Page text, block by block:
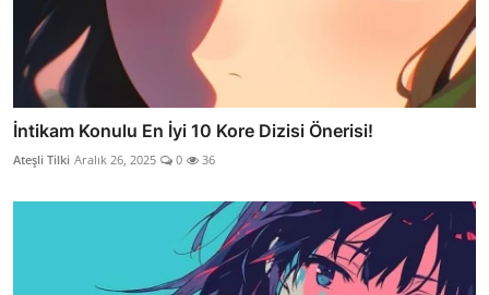
İntikam Konulu En İyi 10 Kore Dizisi Önerisi!
Ateşli Tilki Aralık 26, 2025 0 36